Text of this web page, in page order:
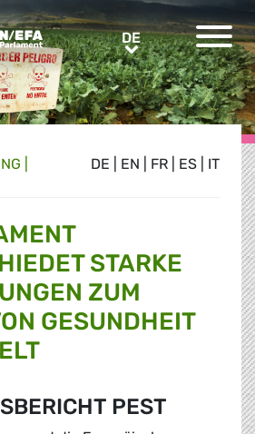
DEDE
DE EN FR ES IT
STARKE
ZUM
GESUNDHEIT
PEST